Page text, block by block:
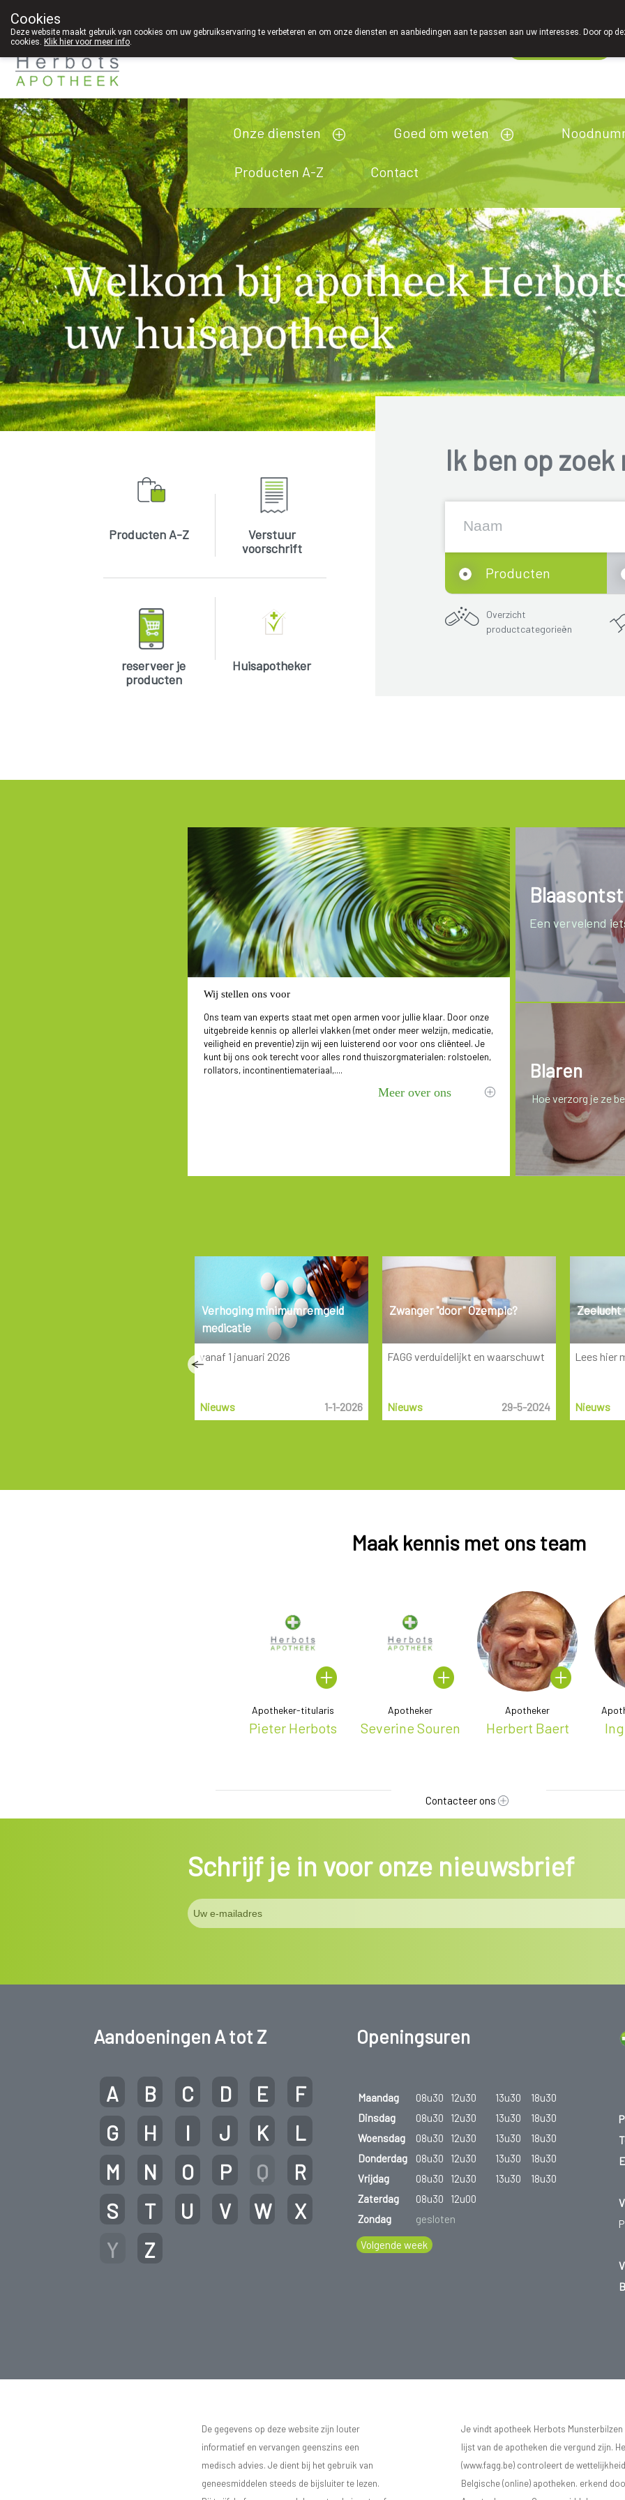
089 41 20 09
Onze diensten Goed om weten
Producten A-Z Contact
Producten A-Z
Verstuur
voorschrift
reserveer je
producten
Huisapotheker
Ik ben op zoek
Producten
Overzicht
productcategorieën
Wij stellen ons voor
Ons team van experts staat met open armen voor jullie klaar. Door onze
uitgebreide kennis op allerlei vlakken (met onder meer welzijn, medicatie,
veiligheid en preventie) zijn wij een luisterend oor voor ons cliënteel. Je
kunt bij ons ook terecht voor alles rond thuiszorgmaterialen: rolstoelen,
rollators, incontinentiemateriaal,....
Meer over ons
Een vervelend
Blaren
Hoe verzorg je ze
Verhoging minimumremgeld
medicatie
vanaf 1 januari 2026
Nieuws 1-1-2026
Zwanger "door" Ozempic?
FAGG verduidelijkt en waarschuwt
Nieuws 29-5-2024
Zeelucht
Lees hier
Nieuws
Maak kennis met ons team
Apotheker-titularis
Pieter Herbots
Apotheker
Severine Souren
Apotheker
Herbert Baert
Contacteer ons
Schrijf je in voor onze nieuwsbrief
Aandoeningen A tot Z
A B C D E
F
G
H I J K
L
M
N O P Q
R
S
T U V W
X
Y
Z
Openingsuren
Maandag 08u30 12u30 13u30
18u30
Dinsdag
08u30 12u30 13u30
18u30
Woensdag
08u30 12u30 13u30
18u30
Donderdag
08u30 12u30 13u30
18u30
Vrijdag
08u30 12u30 13u30
18u30
Zaterdag
08u30
12u00
Zondag
gesloten
Volgende week
De gegevens op deze website zijn louter
informatief en vervangen geenszins een
medisch advies. Je dient bij het gebruik van
geneesmiddelen steeds de bijsluiter te lezen.
Je vindt apotheek Herbots Munsterbilzen
lijst van de apotheken die vergund zijn.
(www.fagg.be) controleert de
Belgische (online) apotheken. erkend
Cookies
Deze website maakt gebruik van cookies om uw gebruikservaring te verbeteren en om onze diensten en aanbiedingen aan te passen aan uw interesses. Door op
cookies. Klik hier voor meer info.